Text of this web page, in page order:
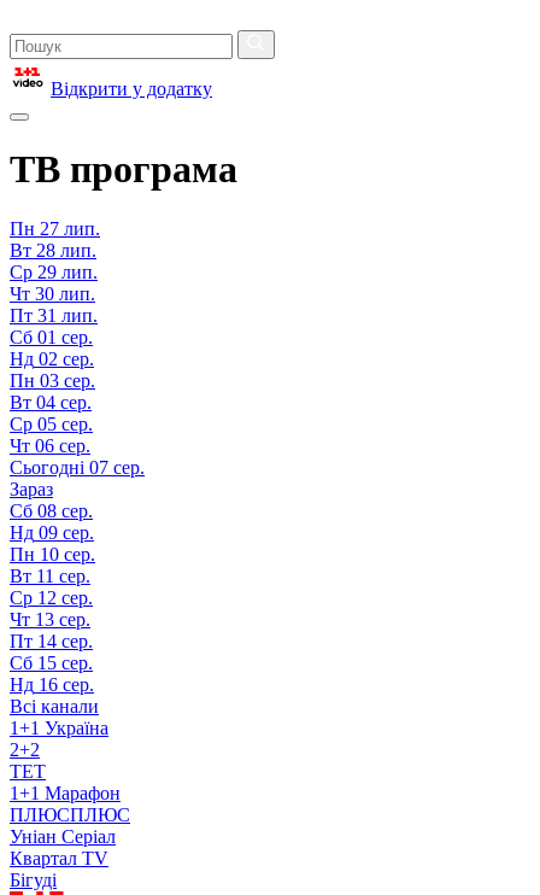
Відкрити у додатку
ТВ програма
Пн 27 лип.
Вт 28 лип.
Ср 29 лип.
Чт 30 лип.
Пт 31 лип.
Сб 01 сер.
Нд 02 сер.
Пн 03 сер.
Вт 04 сер.
Ср 05 сер.
Чт 06 сер.
Сьогодні 07 сер.
Зараз
Сб 08 сер.
Нд 09 сер.
Пн 10 сер.
Вт 11 сер.
Ср 12 сер.
Чт 13 сер.
Пт 14 сер.
Сб 15 сер.
Нд 16 сер.
Всі канали
1+1 Україна
2+2
TET
1+1 Марафон
ПЛЮСПЛЮС
Уніан Серіал
Квартал TV
Бігуді